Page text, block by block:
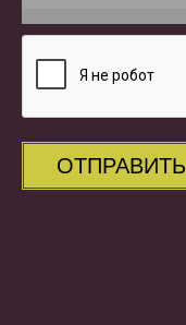
ОТПРАВИТЬ